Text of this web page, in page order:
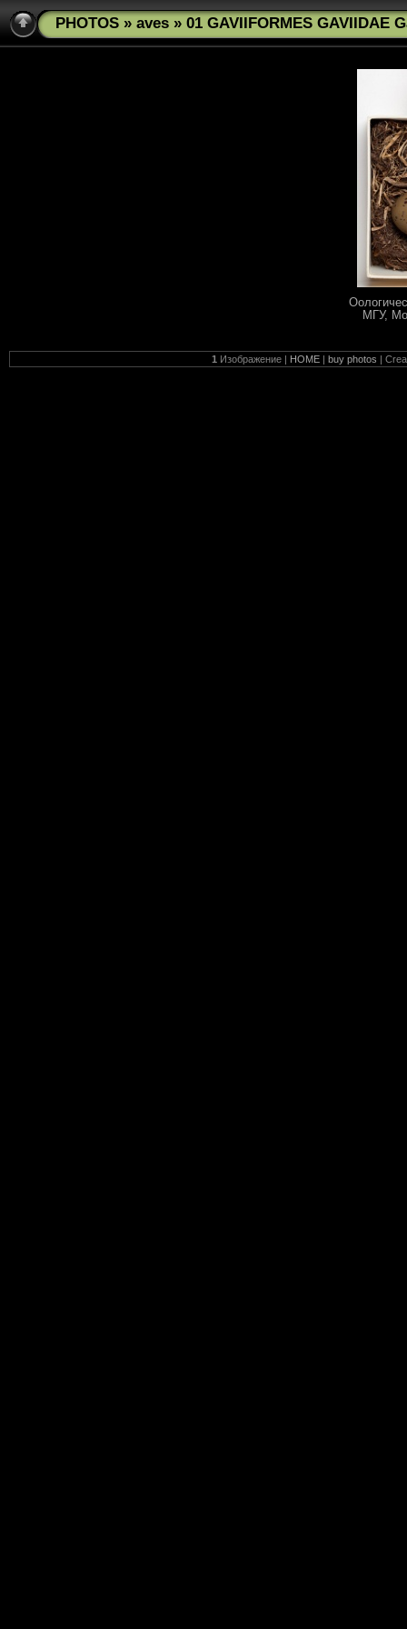
PHOTOS » aves » 01 GAVIIFORMES GAVIIDAE
МГУ,
1 Изображение | HOME | buy photos |